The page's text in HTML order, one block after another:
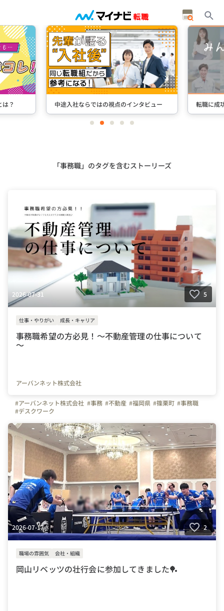
ュー 転職に成功した先輩たちのインタビュー ＋
itemitemitemitemitem
「事務職」のタグを含むストーリーズ
2026-07-31 5
仕事・やりがい 成長・キャリア
事務職希望の方必見！～不動産管理の仕事について
～
アーバンネット株式会社
#アーバンネット株式会社 #事務 #不動産 #福岡県 #篠栗町 #事務職
#デスクワーク
2026-07-17 2
職場の雰囲気 会社・組織
岡山リベッツの壮行会に参加してきました🏓